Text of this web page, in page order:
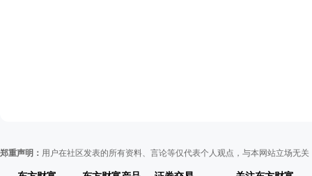
郑重声明： 用户在社区发表的所有资料、言论等仅代表个人观点，与本网站立场无